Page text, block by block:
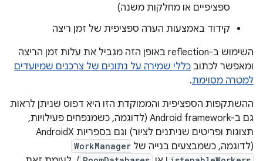
ספציפיים או מחלקות משנה)
קידוד באמצעות הערה ספציפית של זמן ריצה
השימוש ב-reflection באופן הזה מגביל את עלות זמן הריצה
ומאפשר לכתוב כללי שמירה על נתונים של צרכנים שמיועדים
למטרה מסוימת.
ההשתקפות הספציפית והממוקדת הזו היא דפוס שניתן לראות
גם ב-Android framework (לדוגמה, כשמנפחים פעילויות,
תצוגות ופריטים שניתנים לציור) וגם בספריות AndroidX
(לדוגמה, כשמבצעים בנייה של WorkManager